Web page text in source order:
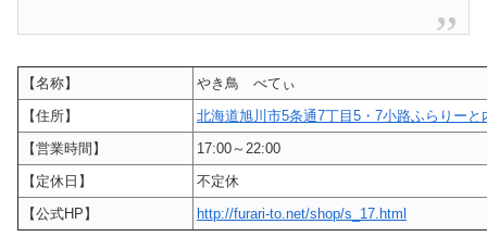
【名称】
やき鳥 べてぃ
【住所】
北海道旭川市5条通7丁目5・7小路ふらりーと
【営業時間】
17:00～22:00
【定休日】
不定休
【公式HP】
http://furari-to.net/shop/s_17.html